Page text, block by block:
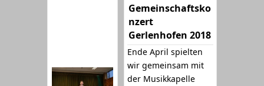
Gemeinschaftsko
nzert
Gerlenhofen 2018
Ende April spielten
wir gemeinsam mit
der Musikkapelle